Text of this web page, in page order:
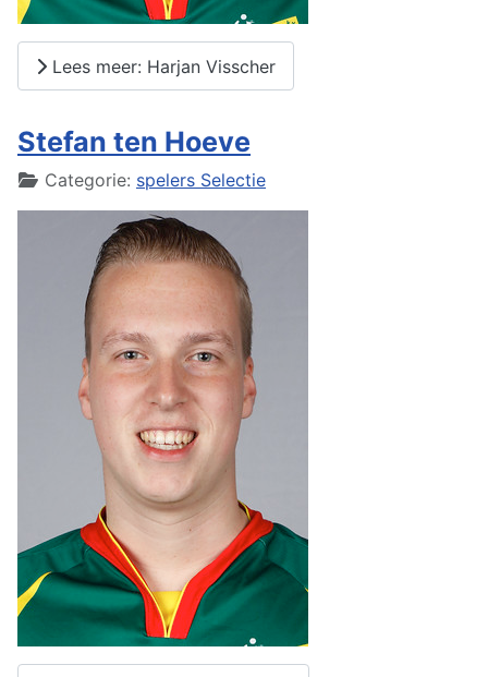
Lees meer: Harjan Visscher
Stefan ten Hoeve
DetailsCategorie: spelers Selectie